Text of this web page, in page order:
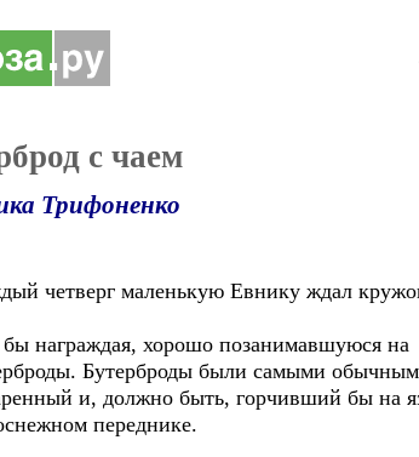
с чаем
Трифоненко
четверг маленькую Евнику ждал
награждая, хорошо позанимавшуюся на
Бутерброды были самыми
и, должно быть, горчивший бы на
переднике.